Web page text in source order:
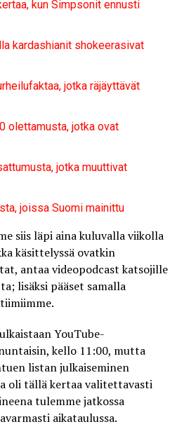
kun Simpsonit ennusti
kardashianit shokeerasivat
jotka räjäyttävät
olettamusta, jotka ovat
jotka muuttivat
joissa Suomi mainittu
siis läpi aina kuluvalla viikolla
käsittelyssä ovatkin
antaa videopodcast katsojille
lisäksi pääset samalla
YouTube-
kello 11:00, mutta
listan julkaiseminen
oli tällä kertaa valitettavasti
tulemme jatkossa
aikataulussa.